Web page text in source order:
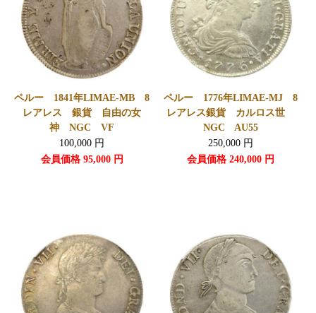
ペルー 1841年LIMAE-MB 8
レアレス 銀貨 自由の女
神 NGC VF
100,000 円
会員価格 95,000円
ペルー 1776年LIMAE-MJ 8
レアレス銀貨 カルロス世
NGC AU55
250,000 円
会員価格 240,000 円